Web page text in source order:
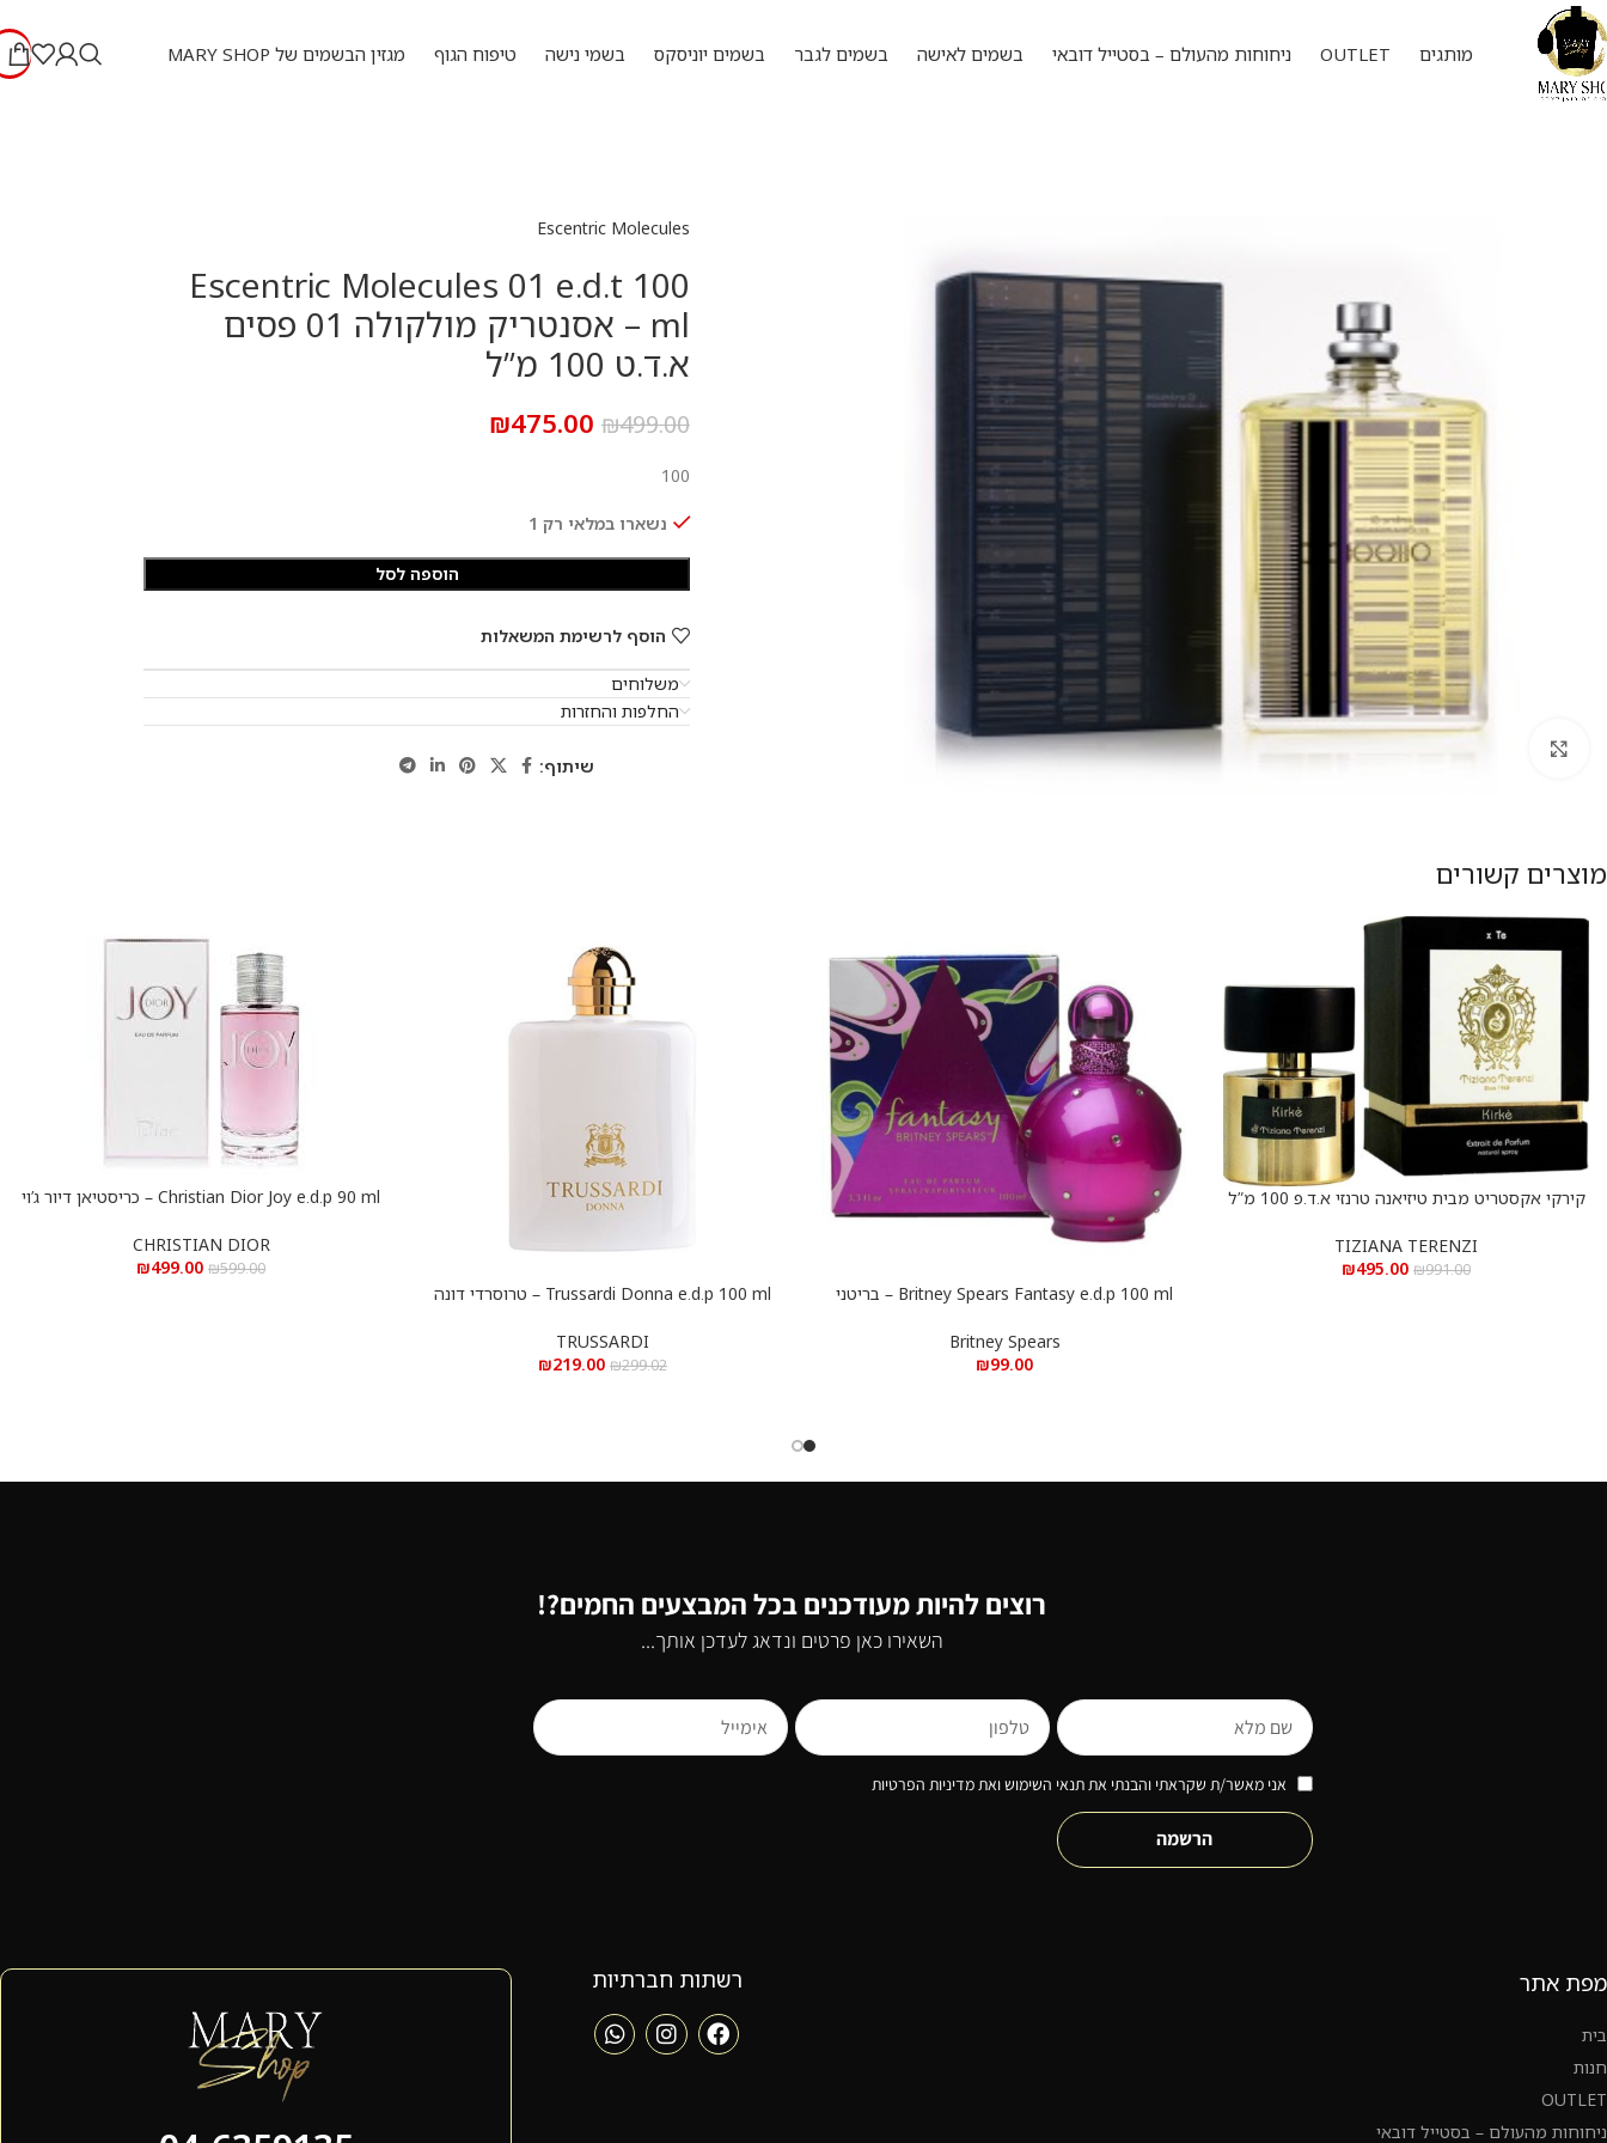
מותגים OUTLET ניחוחות מהעולם – בסטייל דובאי בשמים לאישה בשמים לגבר בשמים יוניסקס בשמי נישה טיפוח הגוף מגזין הבשמים של MARY SHOP
Escentric Molecules
Escentric Molecules 01 e.d.t 100
ml – אסנטריק מולקולה 01 פסים
א.ד.ט 100 מ”ל
₪499.00
₪475.00
100
נשארו במלאי רק 1
הוספה לסל
הוסף לרשימת המשאלות
משלוחים
החלפות והחזרות
שיתוף:
מוצרים קשורים
הוספה לסל
קירקי אקסטריט מבית טיזיאנה טרנזי א.ד.פ 100 מ”ל
TIZIANA TERENZI
₪991.00
₪495.00
הוספה לסל
Britney Spears Fantasy e.d.p 100 ml – בריטני
Britney Spears
₪99.00
הוספה לסל
Trussardi Donna e.d.p 100 ml – טרוסרדי דונה
TRUSSARDI
₪299.02
₪219.00
הוספה לסל
Christian Dior Joy e.d.p 90 ml – כריסטיאן דיור ג’וי
CHRISTIAN DIOR
₪599.00
₪499.00
רוצים להיות מעודכנים בכל המבצעים החמים?!
השאירו כאן פרטים ונדאג לעדכן אותך...
אני מאשר/ת שקראתי והבנתי את תנאי השימוש ואת מדיניות הפרטיות
הרשמה
מפת אתר
בית
חנות
OUTLET
ניחוחות מהעולם – בסטייל דובאי
רשתות חברתיות